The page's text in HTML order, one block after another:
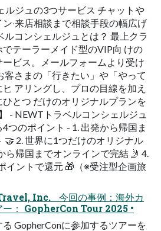
ルジュの3つサービス チャットや
ン‧来店相談まで相談⼿段の幅広げ
ルコンシェルジュとは？ 最上クラ
テーラーメイド型のVIP向 けの
ビス。メールフォームより受け
客さまの「⾏きたい」や「やって
アリングし、プロの⽬線を加え
とつ だけのオリジナルプランを
- NEWTトラベルコンシェルジュ
つのポイント - 1. 出発から帰国ま
🤝 2. 世界に1つだけのオリジナル
ら帰国までオンラインで完結 🤳 4.
イントで還元 🎁（※受注型企画旅
Inc. 今回の事例：海外カ
ー： GopherCon Tour 2025 •
GopherConに参加するツアーを